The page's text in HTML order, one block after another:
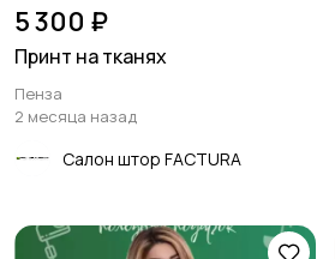
5 300 ₽
Принт на тканях
Пенза
2 месяца назад
Салон штор FACTURA